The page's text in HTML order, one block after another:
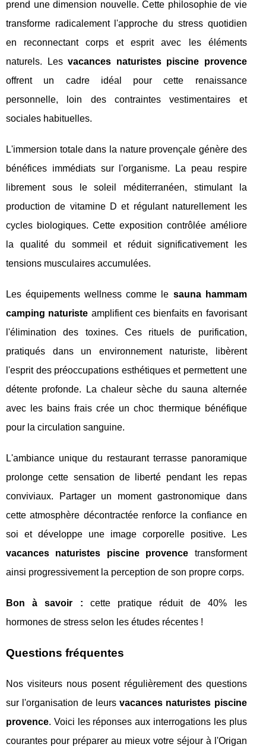
prend une dimension nouvelle. Cette philosophie de vie
transforme radicalement l'approche du stress quotidien
en reconnectant corps et esprit avec les éléments
naturels. Lesvacances naturistes piscine provence
offrent un cadre idéal pour cette renaissance
personnelle, loin des contraintes vestimentaires et
sociales habituelles.
L'immersion totale dans la nature provençale génère des
bénéfices immédiats sur l'organisme. La peau respire
librement sous le soleil méditerranéen, stimulant la
production de vitamine D et régulant naturellement les
cycles biologiques. Cette exposition contrôlée améliore
la qualité du sommeil et réduit significativement les
tensions musculaires accumulées.
Les équipements wellness comme le sauna hammam
camping naturiste amplifient ces bienfaits en favorisant
l'élimination des toxines. Ces rituels de purification,
pratiqués dans un environnement naturiste, libèrent
l'esprit des préoccupations esthétiques et permettent une
détente profonde. La chaleur sèche du sauna alternée
avec les bains frais crée un choc thermique bénéfique
pour la circulation sanguine.
L'ambiance unique du restaurant terrasse panoramique
prolonge cette sensation de liberté pendant les repas
conviviaux. Partager un moment gastronomique dans
cette atmosphère décontractée renforce la confiance en
soi et développe une image corporelle positive. Les
vacances naturistes piscine provence transforment
ainsi progressivement la perception de son propre corps.
Bon à savoir : cette pratique réduit de 40% les
hormones de stress selon les études récentes !
Questions fréquentes
Nos visiteurs nous posent régulièrement des questions
sur l'organisation de leursvacances naturistes piscine
provence. Voici les réponses aux interrogations les plus
courantes pour préparer au mieux votre séjour à l'Origan